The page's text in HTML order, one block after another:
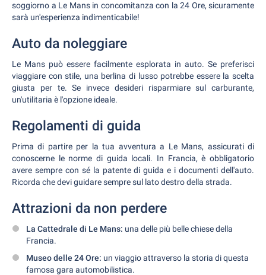
soggiorno a Le Mans in concomitanza con la 24 Ore, sicuramente
sarà un'esperienza indimenticabile!
Auto da noleggiare
Le Mans può essere facilmente esplorata in auto. Se preferisci
viaggiare con stile, una berlina di lusso potrebbe essere la scelta
giusta per te. Se invece desideri risparmiare sul carburante,
un'utilitaria è l'opzione ideale.
Regolamenti di guida
Prima di partire per la tua avventura a Le Mans, assicurati di
conoscerne le norme di guida locali. In Francia, è obbligatorio
avere sempre con sé la patente di guida e i documenti dell'auto.
Ricorda che devi guidare sempre sul lato destro della strada.
Attrazioni da non perdere
La Cattedrale di Le Mans: una delle più belle chiese della
Francia.
Museo delle 24 Ore: un viaggio attraverso la storia di questa
famosa gara automobilistica.